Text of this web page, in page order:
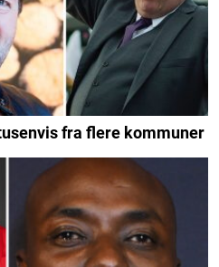
fra flere kommuner